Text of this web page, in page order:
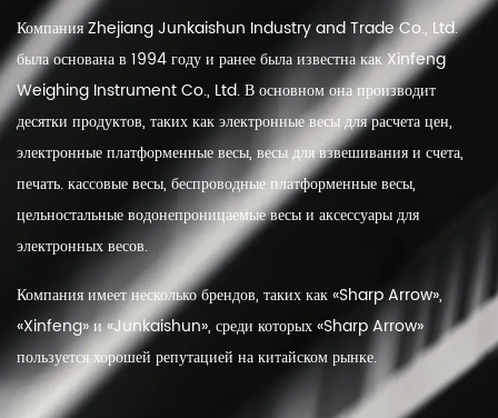
Компания Zhejiang Junkaishun Industry and Trade Co., Ltd.
была основана в 1994 году и ранее была известна как Xinfeng
Weighing Instrument Co., Ltd. В основном она производит
десятки продуктов, таких как электронные весы для расчета цен,
электронные платформенные весы, весы для взвешивания и счета,
печать. кассовые весы, беспроводные платформенные весы,
цельностальные водонепроницаемые весы и аксессуары для
электронных весов.
Компания имеет несколько брендов, таких как «Sharp Arrow»,
«Xinfeng» и «Junkaishun», среди которых «Sharp Arrow»
пользуется хорошей репутацией на китайском рынке.